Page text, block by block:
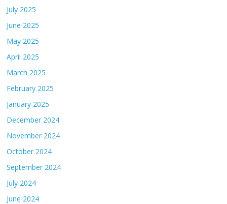
July 2025
June 2025
May 2025
April 2025
March 2025
February 2025
January 2025
December 2024
November 2024
October 2024
September 2024
July 2024
June 2024